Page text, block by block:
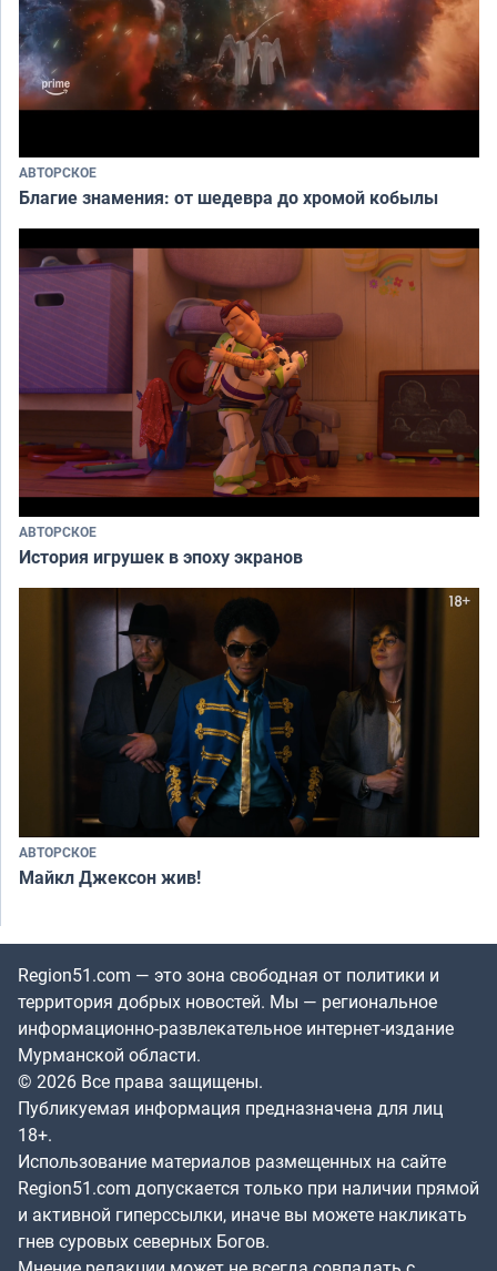
АВТОРСКОЕ
Благие знамения: от шедевра до хромой кобылы
АВТОРСКОЕ
История игрушек в эпоху экранов
АВТОРСКОЕ
Майкл Джексон жив!
Region51.com — это зона свободная от политики и
территория добрых новостей. Мы — региональное
информационно-развлекательное интернет-издание
Мурманской области.
© 2026 Все права защищены.
Публикуемая информация предназначена для лиц
18+.
Использование материалов размещенных на сайте
Region51.com допускается только при наличии прямой
и активной гиперссылки, иначе вы можете накликать
гнев суровых северных Богов.